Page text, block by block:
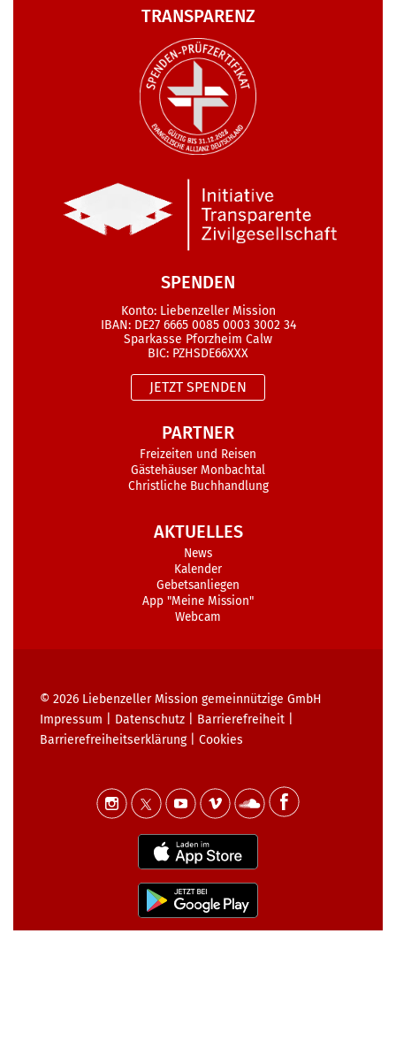
TRANSPARENZ
SPENDEN
Konto: Liebenzeller Mission
IBAN: DE27 6665 0085 0003 3002 34
Sparkasse Pforzheim Calw
BIC: PZHSDE66XXX
JETZT SPENDEN
PARTNER
Freizeiten und Reisen
Gästehäuser Monbachtal
Christliche Buchhandlung
AKTUELLES
News
Kalender
Gebetsanliegen
App "Meine Mission"
Webcam
© 2026 Liebenzeller Mission gemeinnützige GmbH
Impressum
Datenschutz Barrierefreiheit
Barrierefreiheits­erklärung| Cookies